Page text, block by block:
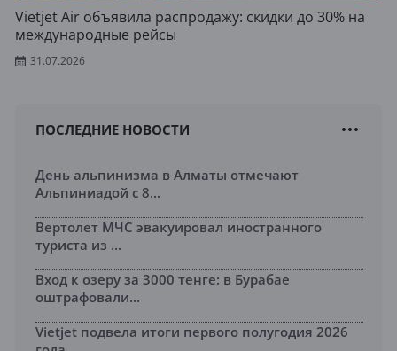
Vietjet Air объявила распродажу: скидки до 30% на
международные рейсы
31.07.2026
ПОСЛЕДНИЕ НОВОСТИ
День альпинизма в Алматы отмечают
Альпиниадой с 8...
Вертолет МЧС эвакуировал иностранного
туриста из ...
Вход к озеру за 3000 тенге: в Бурабае
оштрафовали...
Vietjet подвела итоги первого полугодия 2026